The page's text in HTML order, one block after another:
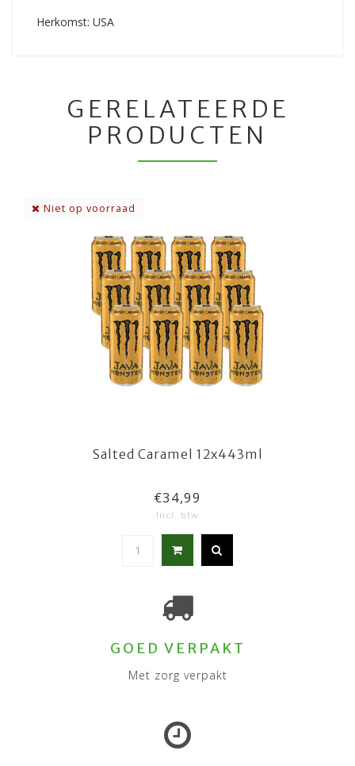
Herkomst: USA
GERELATEERDE
PRODUCTEN
Niet op voorraad
Salted Caramel 12x443ml
€34,99
Incl. btw
GOED VERPAKT
Met zorg verpakt